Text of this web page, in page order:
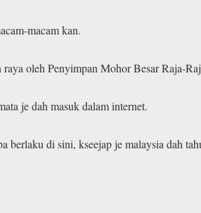
macam kan.
oleh Penyimpan Mohor Besar Raja-
je dah masuk dalam internet.
berlaku di sini, kseejap je malaysia dah